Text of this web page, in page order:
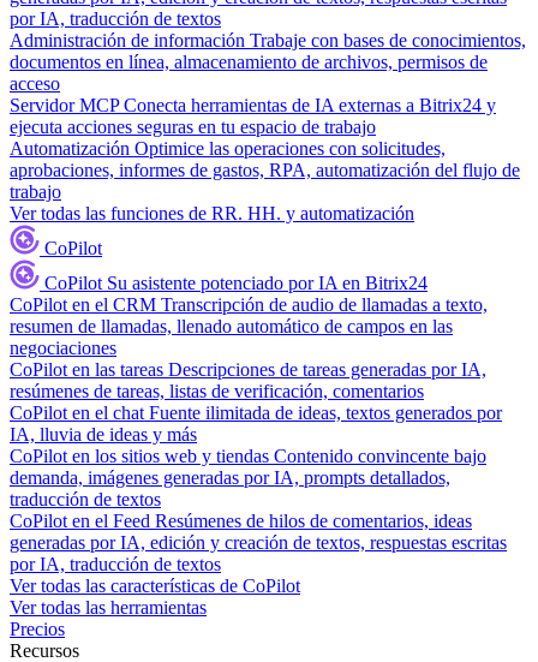
por IA, traducción de textos
Administración de información Trabaje con bases de conocimientos,
documentos en línea, almacenamiento de archivos, permisos de
acceso
Servidor MCP Conecta herramientas de IA externas a Bitrix24 y
ejecuta acciones seguras en tu espacio de trabajo
Automatización Optimice las operaciones con solicitudes,
aprobaciones, informes de gastos, RPA, automatización del flujo de
trabajo
Ver todas las funciones de RR. HH. y automatización
CoPilot
CoPilot Su asistente potenciado por IA en Bitrix24
CoPilot en el CRM Transcripción de audio de llamadas a texto,
resumen de llamadas, llenado automático de campos en las
negociaciones
CoPilot en las tareas Descripciones de tareas generadas por IA,
resúmenes de tareas, listas de verificación, comentarios
CoPilot en el chat Fuente ilimitada de ideas, textos generados por
IA, lluvia de ideas y más
CoPilot en los sitios web y tiendas Contenido convincente bajo
demanda, imágenes generadas por IA, prompts detallados,
traducción de textos
CoPilot en el Feed Resúmenes de hilos de comentarios, ideas
generadas por IA, edición y creación de textos, respuestas escritas
por IA, traducción de textos
Ver todas las características de CoPilot
Ver todas las herramientas
Precios
Recursos